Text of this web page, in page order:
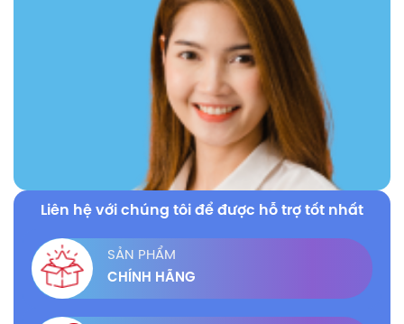
Liên hệ với chúng tôi để được hỗ trợ tốt nhất
SẢN PHẨM
CHÍNH HÃNG